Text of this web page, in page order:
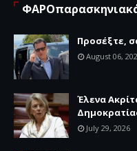
Προσέξτε,
August 06,
Έλενα
July 29, 2026